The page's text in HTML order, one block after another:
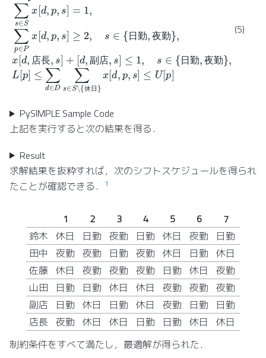
(5)
日 勤 夜 勤
店 長 店 日 勤 夜 勤
休日
PySIMPLE Sample Code
上記を実行すると次の結果を得る．
Result
求解結果を抜粋すれば，次のシフトスケジュールを得られ
たことが確認できる．
1
1 2 3 4 5 6
7
鈴木 休日 日勤 夜勤 日勤 休日 夜勤
日勤
田中
夜勤 夜勤 日勤 夜勤 休日 日勤 休日
佐藤 休日 夜勤 夜勤 夜勤 日勤 休日
夜勤
山田
日勤 日勤 休日 休日 夜勤 夜勤 夜勤
副店
日勤 休日 日勤 休日 夜勤 日勤
日勤
店長 夜勤 休日 休日 日勤 日勤 休日
休日
制約条件をすべて満たし，最適解が得られた．